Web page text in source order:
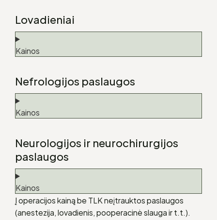
Lovadieniai
Kainos
Nefrologijos paslaugos
Kainos
Neurologijos ir neurochirurgijos
paslaugos
Kainos
Į operacijos kainą be TLK neįtrauktos paslaugos
(anestezija, lovadienis, pooperacinė slauga ir t.t.).